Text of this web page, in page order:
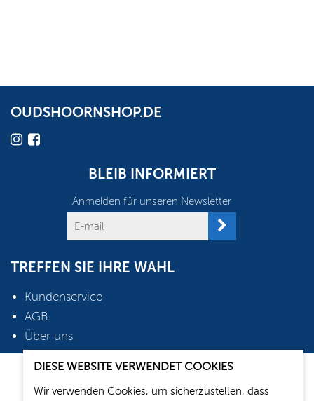
DIESE WEBSITE VERWENDET COOKIES
Wir verwenden Cookies, um sicherzustellen, dass
OUDSHOORNSHOP.DE
BLEIB INFORMIERT
Anmelden für unseren Newsletter
TREFFEN SIE IHRE WAHL
Kundenservice
AGB
Über uns